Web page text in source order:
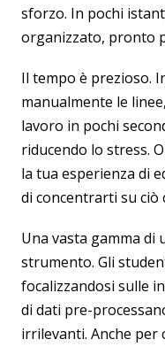
sforzo. In pochi
organizzato, pronto
Il tempo è prezioso.
manualmente le
lavoro in pochi
riducendo lo stress.
la tua esperienza di
di concentrarti su ciò
Una vasta gamma di
strumento. Gli
focalizzandosi sulle
di dati pre-
irrilevanti. Anche per